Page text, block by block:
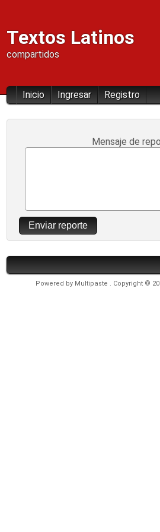
Textos Latinos
compartidos
Inicio Ingresar Registro
Mensaje de
Enviar reporte
Powered by Multipaste . Copyright ©